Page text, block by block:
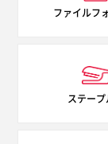
ファイルフ
ステー